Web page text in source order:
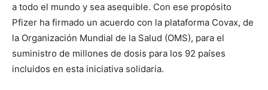
a todo el mundo y sea asequible. Con ese propósito
Pfizer ha firmado un acuerdo con la plataforma Covax, de
la Organización Mundial de la Salud (OMS), para el
suministro de millones de dosis para los 92 países
incluidos en esta iniciativa solidaria.